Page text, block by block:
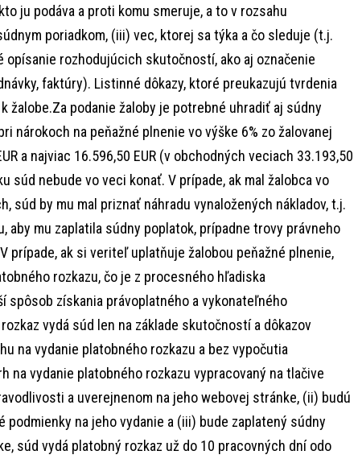
ju podáva a proti komu smeruje, a to v rozsahu
poriadkom, (iii) vec, ktorej sa týka a čo sleduje (t.j.
opísanie rozhodujúcich skutočností, ako aj označenie
faktúry). Listinné dôkazy, ktoré preukazujú tvrdenia
žalobe.Za podanie žaloby je potrebné uhradiť aj súdny
nárokoch na peňažné plnenie vo výške 6% zo žalovanej
a najviac 16.596,50 EUR (v obchodných veciach 33.193,50
súd nebude vo veci konať. V prípade, ak mal žalobca vo
súd by mu mal priznať náhradu vynaložených nákladov, t.j.
aby mu zaplatila súdny poplatok, prípadne trovy právneho
prípade, ak si veriteľ uplatňuje žalobou peňažné plnenie,
rozkazu, čo je z procesného hľadiska
spôsob získania právoplatného a vykonateľného
vydá súd len na základe skutočností a dôkazov
na vydanie platobného rozkazu a bez vypočutia
na vydanie platobného rozkazu vypracovaný na tlačive
a uverejnenom na jeho webovej stránke, (ii) budú
podmienky na jeho vydanie a (iii) bude zaplatený súdny
súd vydá platobný rozkaz už do 10 pracovných dní odo